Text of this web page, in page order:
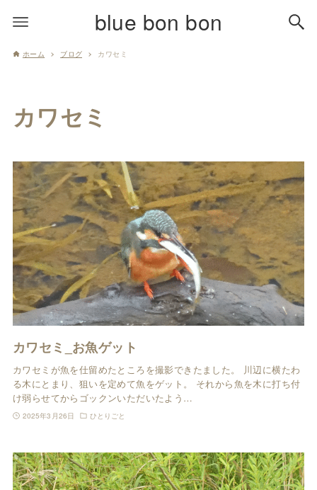
blue bon bon
ホーム ブログ カワセミ
カワセミ
カワセミ_お魚ゲット
カワセミが魚を仕留めたところを撮影できたました。 川辺に横たわ
る木にとまり、狙いを定めて魚をゲット。 それから魚を木に打ち付
け弱らせてからゴックンいただいたよう…
2025年3月26日 ひとりごと